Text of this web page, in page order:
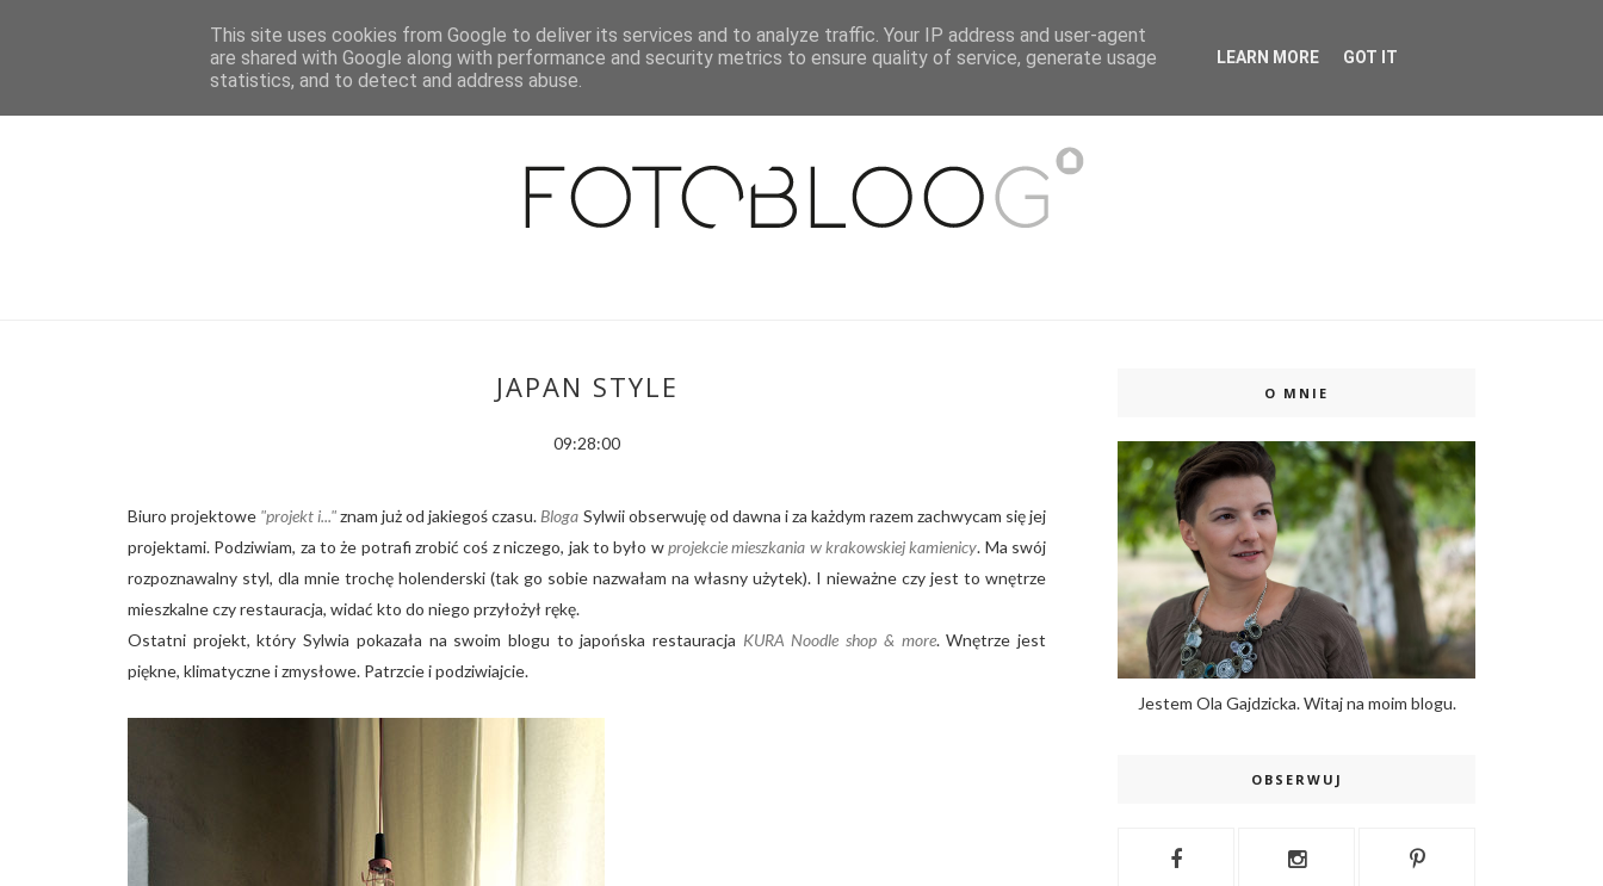
BLOG O MNIE WSPÓŁPRACA MOJE MIESZKANIE PUBLIKACJE ISSUU
JAPAN STYLE
09:28:00
Biuro projektowe "projekt i..."znam już od jakiegoś czasu. Bloga Sylwii obserwuję od dawna i za każdym razem zachwycam się jej
projektami. Podziwiam, za to że potrafi zrobić coś z niczego, jak to było wprojekcie mieszkania w krakowskiej kamienicy. Ma swój
rozpoznawalny styl, dla mnie trochę holenderski (tak go sobie nazwałam na własny użytek). I nieważne czy jest to wnętrze
mieszkalne czy restauracja, widać kto do niego przyłożył rękę.
Ostatni projekt, który Sylwia pokazała na swoim blogu to japońska restauracja KURA Noodle shop & more. Wnętrze jest
piękne, klimatyczne i zmysłowe. Patrzcie i podziwiajcie.
O MNIE
Jestem Ola Gajdzicka. Witaj na moim blogu.
OBSERWUJ
This site uses cookies from Google to deliver its services and to analyze traffic. Your IP address and user-agent
are shared with Google along with performance and security metrics to ensure quality of service, generate usage
statistics, and to detect and address abuse.
LEARN MORE GOT IT